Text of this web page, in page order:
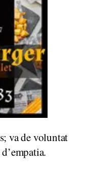
va de voluntat